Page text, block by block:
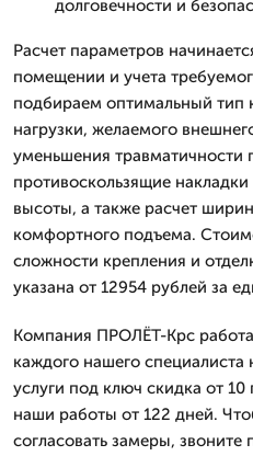
долговечности и
Расчет параметров
помещении и учета
подбираем оптимальный тип
нагрузки, желаемого
уменьшения травматичности
противоскользящие
высоты, а также расчет
комфортного подъема.
сложности крепления и
указана от 12954 рублей за
Компания ПРОЛЁТ-Крс
каждого нашего специалиста
услуги под ключ скидка от 10
наши работы от 122 дней.
согласовать замеры,